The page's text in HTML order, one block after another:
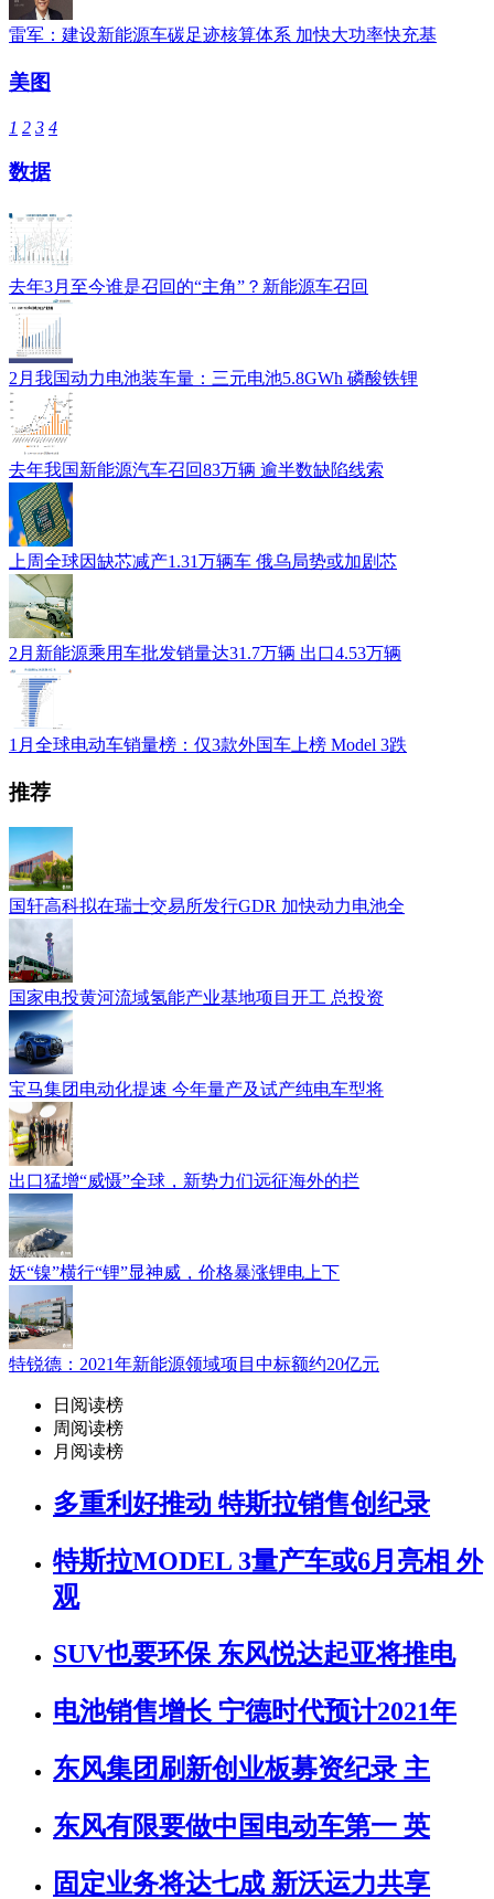
雷军：建设新能源车碳足迹核算体系 加快大功率快充基
美图
1 2 3 4
数据
去年3月至今谁是召回的“主角”？新能源车召回
2月我国动力电池装车量：三元电池5.8GWh 磷酸铁锂
去年我国新能源汽车召回83万辆 逾半数缺陷线索
上周全球因缺芯减产1.31万辆车 俄乌局势或加剧芯
2月新能源乘用车批发销量达31.7万辆 出口4.53万辆
1月全球电动车销量榜：仅3款外国车上榜 Model 3跌
推荐
国轩高科拟在瑞士交易所发行GDR 加快动力电池全
国家电投黄河流域氢能产业基地项目开工 总投资
宝马集团电动化提速 今年量产及试产纯电车型将
出口猛增“威慑”全球，新势力们远征海外的拦
妖“镍”横行“锂”显神威，价格暴涨锂电上下
特锐德：2021年新能源领域项目中标额约20亿元
日阅读榜
周阅读榜
月阅读榜
多重利好推动 特斯拉销售创纪录
特斯拉MODEL 3量产车或6月亮相 外
观
SUV也要环保 东风悦达起亚将推电
电池销售增长 宁德时代预计2021年
东风集团刷新创业板募资纪录 主
东风有限要做中国电动车第一 英
固定业务将达七成 新沃运力共享